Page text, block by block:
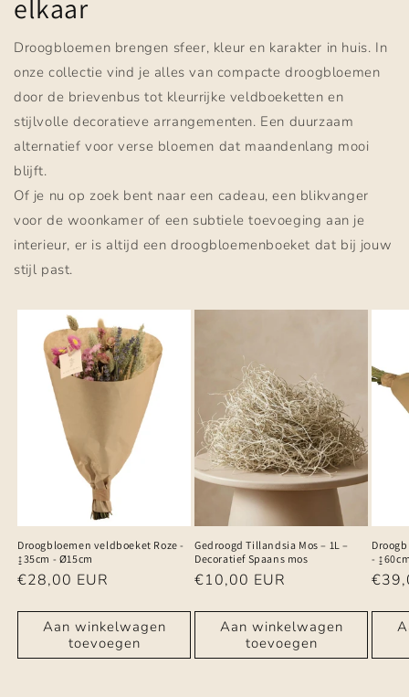
elkaar
Droogbloemen brengen sfeer, kleur en karakter in huis. In
onze collectie vind je alles van compacte droogbloemen
door de brievenbus tot kleurrijke veldboeketten en
stijlvolle decoratieve arrangementen. Een duurzaam
alternatief voor verse bloemen dat maandenlang mooi
blijft.
Of je nu op zoek bent naar een cadeau, een blikvanger
voor de woonkamer of een subtiele toevoeging aan je
interieur, er is altijd een droogbloemenboeket dat bij jouw
stijl past.
Droogbloemen veldboeket Roze -
↨35cm - Ø15cm
Normale
€28,00 EUR
Aan winkelwagen
toevoegen
Gedroogd Tillandsia Mos – 1L –
Decoratief Spaans mos
Normale
€10,00 EUR
Aan winkelwagen
toevoegen
-